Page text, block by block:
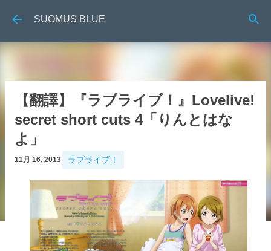
SUOMUS BLUE
【翻譯】『ラブライブ！』Lovelive!
secret short cuts 4「りんとはな
よ」
11月 16, 2013 ラブライブ！